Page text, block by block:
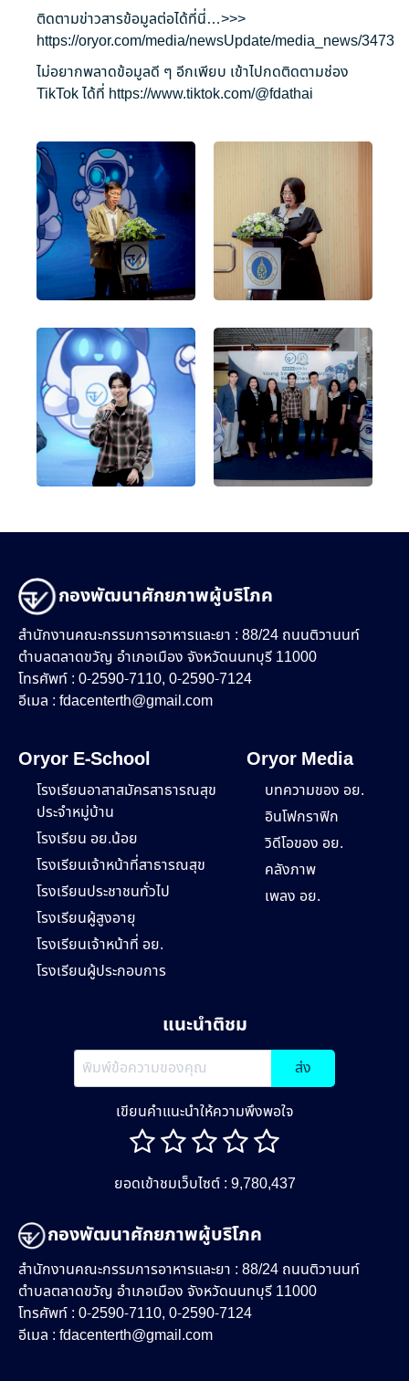
ติดตามข่าวสารข้อมูลต่อได้ที่นี่…>>>
https://oryor.com/media/newsUpdate/media_news/3473
ไม่อยากพลาดข้อมูลดี ๆ อีกเพียบ เข้าไปกดติดตามช่อง
TikTok ได้ที่ https://www.tiktok.com/@fdathai
กองพัฒนาศักยภาพผู้บริโภค
สำนักงานคณะกรรมการอาหารและยา : 88/24 ถนนติวานนท์
ตำบลตลาดขวัญ อำเภอเมือง จังหวัดนนทบุรี 11000
โทรศัพท์ : 0-2590-7110, 0-2590-7124
อีเมล : fdacenterth@gmail.com
Oryor E-School
โรงเรียนอาสาสมัครสาธารณสุข
ประจำหมู่บ้าน
โรงเรียน อย.น้อย
โรงเรียนเจ้าหน้าที่สาธารณสุข
โรงเรียนประชาชนทั่วไป
โรงเรียนผู้สูงอายุ
โรงเรียนเจ้าหน้าที่ อย.
โรงเรียนผู้ประกอบการ
Oryor Media
บทความของ อย.
อินโฟกราฟิก
วิดีโอของ อย.
คลังภาพ
เพลง อย.
แนะนำติชม
ส่ง
เขียนคำแนะนำให้ความพึงพอใจ
ยอดเข้าชมเว็บไซต์ : 9,780,437
กองพัฒนาศักยภาพผู้บริโภค
สำนักงานคณะกรรมการอาหารและยา : 88/24 ถนนติวานนท์
ตำบลตลาดขวัญ อำเภอเมือง จังหวัดนนทบุรี 11000
โทรศัพท์ : 0-2590-7110, 0-2590-7124
อีเมล : fdacenterth@gmail.com